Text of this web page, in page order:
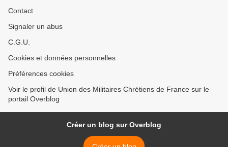
Contact
Signaler un abus
C.G.U.
Cookies et données personnelles
Préférences cookies
Voir le profil de Union des Militaires Chrétiens de France sur le
portail Overblog
Créer un blog sur Overblog